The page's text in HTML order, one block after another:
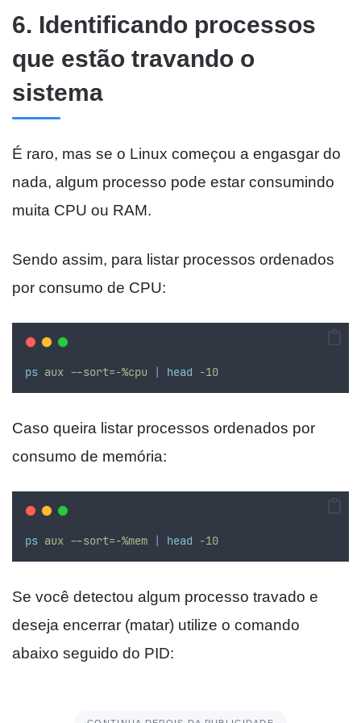
6. Identificando processos
que estão travando o
sistema
É raro, mas se o Linux começou a engasgar do
nada, algum processo pode estar consumindo
muita CPU ou RAM.
Sendo assim, para listar processos ordenados
por consumo de CPU:
ps aux --sort=-%cpu | head -10
Caso queira listar processos ordenados por
consumo de memória:
ps aux --sort=-%mem | head -10
Se você detectou algum processo travado e
deseja encerrar (matar) utilize o comando
abaixo seguido do PID: